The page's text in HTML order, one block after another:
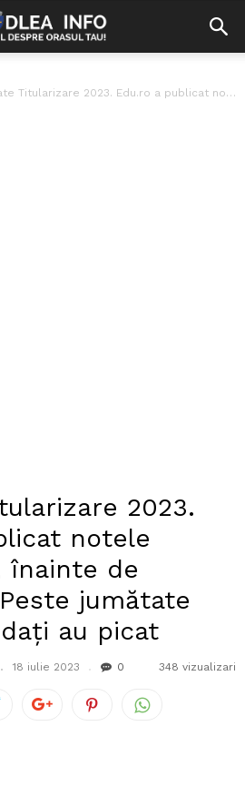
2023. Edu.ro a publicat notele profesorilor, înainte de contestaţii. Peste...
2023.
notele
înainte de
jumătate
au picat
18 iulie 2023 0 348 vizualizari